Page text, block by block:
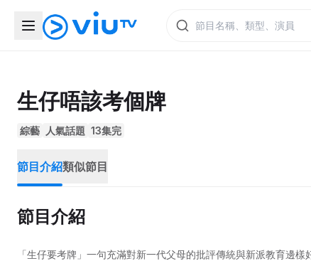
生仔唔該考個牌
綜藝 人氣話題 13集完
節目介紹類似節目
節目介紹
「生仔要考牌」一句充滿對新一代父母的批評傳統與新派教育邊